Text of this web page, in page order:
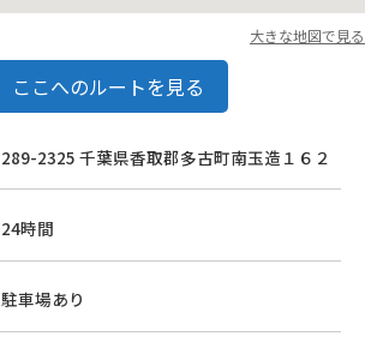
大きな地図で見る
ここへのルートを見る
289-2325 千葉県香取郡多古町南玉造１６２
24時間
駐車場あり